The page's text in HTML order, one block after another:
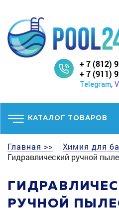
+ 7 (812)
+ 7 (911)
Telegram,
КАТАЛОГ ТОВАРОВ
Главная >>
Химия для
Гидравлический ручной
РУЧНОЙ